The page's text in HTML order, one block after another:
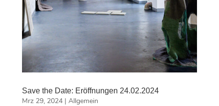
Save the Date: Eröffnungen 24.02.2024
Mrz 29, 2024| Allgemein